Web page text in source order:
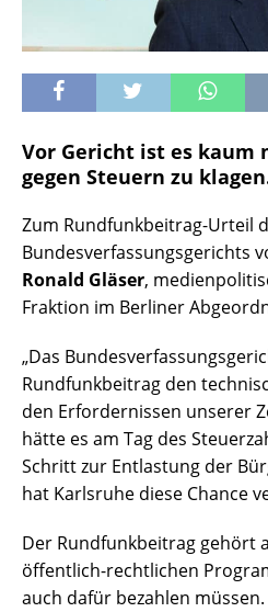
Vor Gericht ist es kaum
gegen Steuern zu
Zum Rundfunkbeitrag-Urteil
Bundesverfassungsgerichts
Ronald Gläser,
Fraktion im Berliner
„Das
Rundfunkbeitrag den
den Erfordernissen unserer
hätte es am Tag des
Schritt zur Entlastung der
hat Karlsruhe diese Chance
Der Rundfunkbeitrag gehört
öffentlich-rechtlichen
auch dafür bezahlen